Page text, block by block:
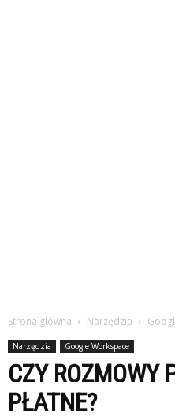
Strona główna Narzędzia
Narzędzia Google Workspace
CZY ROZMOWY
PŁATNE?